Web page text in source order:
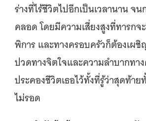
ร่างที่ไร้ชีวิตไปอีกเป็นเวลานาน จ
คลอด โดยมีความเสี่ยงสูงที่ทารกจ
พิการ และทางครอบครัวก็ต้องเผ
ปวดทางจิตใจและความลำบากทา
ประคองชีวิตเธอไว้ทั้งที่รู้ว่าสุดท้า
ไม่รอด